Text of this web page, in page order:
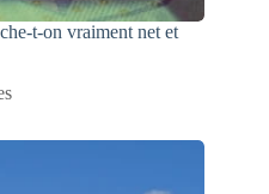
t-on vraiment net et